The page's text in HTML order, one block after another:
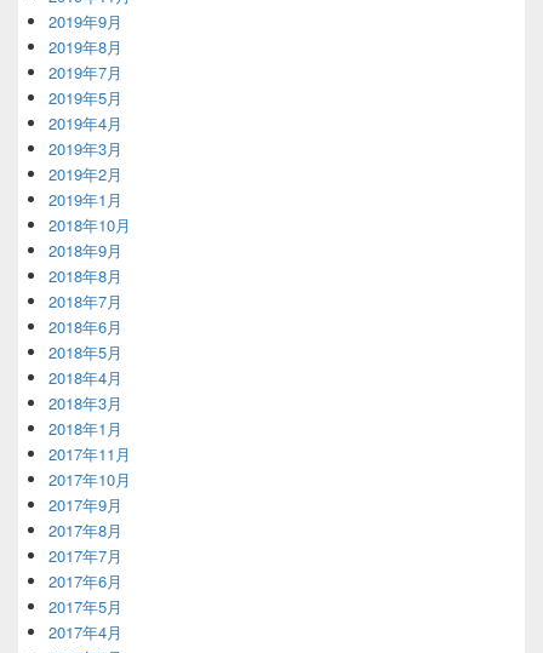
2019年9月
2019年8月
2019年7月
2019年5月
2019年4月
2019年3月
2019年2月
2019年1月
2018年10月
2018年9月
2018年8月
2018年7月
2018年6月
2018年5月
2018年4月
2018年3月
2018年1月
2017年11月
2017年10月
2017年9月
2017年8月
2017年7月
2017年6月
2017年5月
2017年4月